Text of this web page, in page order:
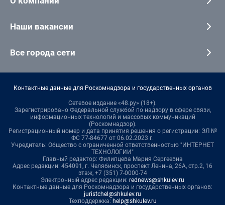
Наши вакансии
Все города сети
Контактные данные для Роскомнадзора и государственных органов
Сетевое издание «48.ру» (18+).
Зарегистрировано Федеральной службой по надзору в сфере связи,
информационных технологий и массовых коммуникаций
(Роскомнадзор).
Регистрационный номер и дата принятия решения о регистрации: ЭЛ №
ФС 77-84677 от 06.02.2023 г.
Учредитель: Общество с ограниченной ответственностью "ИНТЕРНЕТ
ТЕХНОЛОГИИ"
Главный редактор: Филипцева Мария Сергеевна
Адрес редакции: 454091, г. Челябинск, проспект Ленина, 26А, стр.2, 16
этаж, +7 (351) 7-0000-74
Электронный адрес редакции: rednews@shkulev.ru
Контактные данные для Роскомнадзора и государственных органов:
juristchel@shkulev.ru
Техподдержка: help@shkulev.ru